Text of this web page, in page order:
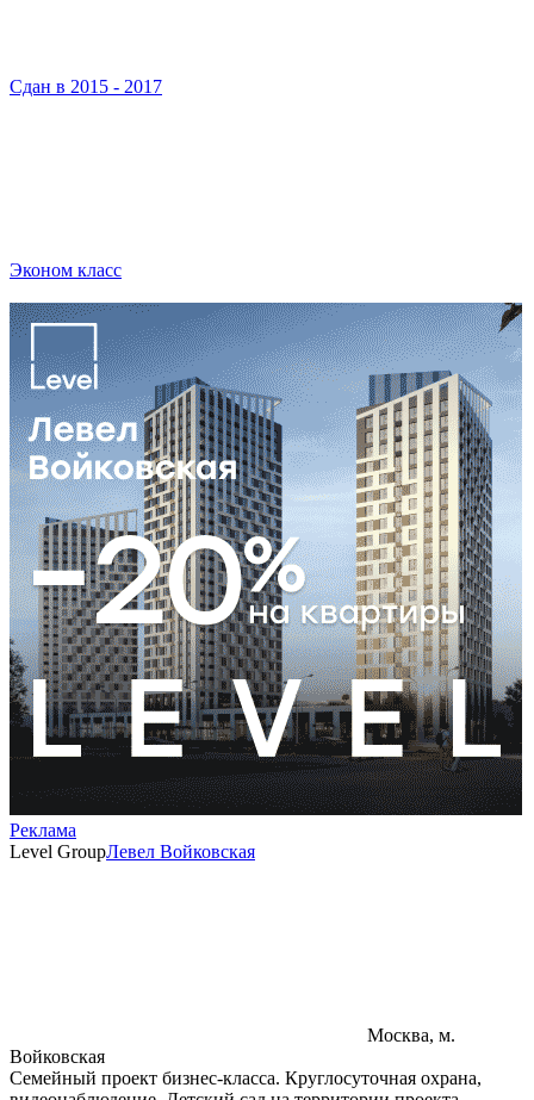
Сдан в 2015 - 2017
Эконом класс
Реклама
Level GroupЛевел Войковская
Москва, м.
Войковская
Семейный проект бизнес-класса. Круглосуточная охрана,